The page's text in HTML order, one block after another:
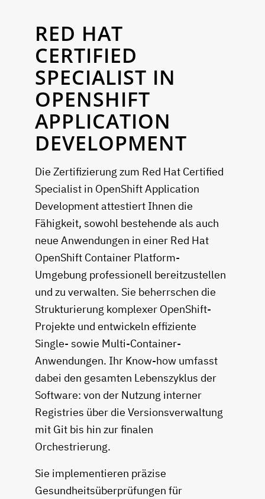
RED HAT
CERTIFIED
SPECIALIST IN
OPENSHIFT
APPLICATION
DEVELOPMENT
Die Zertifizierung zum Red Hat Certified
Specialist in OpenShift Application
Development attestiert Ihnen die
Fähigkeit, sowohl bestehende als auch
neue Anwendungen in einer Red Hat
OpenShift Container Platform-
Umgebung professionell bereitzustellen
und zu verwalten. Sie beherrschen die
Strukturierung komplexer OpenShift-
Projekte und entwickeln effiziente
Single- sowie Multi-Container-
Anwendungen. Ihr Know-how umfasst
dabei den gesamten Lebenszyklus der
Software: von der Nutzung interner
Registries über die Versionsverwaltung
mit Git bis hin zur finalen
Orchestrierung.
Sie implementieren präzise
Gesundheitsüberprüfungen für